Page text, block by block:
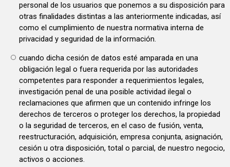
personal de los usuarios que ponemos a su disposición para
otras finalidades distintas a las anteriormente indicadas, así
como el cumplimiento de nuestra normativa interna de
privacidad y seguridad de la información.
cuando dicha cesión de datos esté amparada en una
obligación legal o fuera requerida por las autoridades
competentes para responder a requerimientos legales,
investigación penal de una posible actividad ilegal o
reclamaciones que afirmen que un contenido infringe los
derechos de terceros o proteger los derechos, la propiedad
o la seguridad de terceros, en el caso de fusión, venta,
reestructuración, adquisición, empresa conjunta, asignación,
cesión u otra disposición, total o parcial, de nuestro negocio,
activos o acciones.